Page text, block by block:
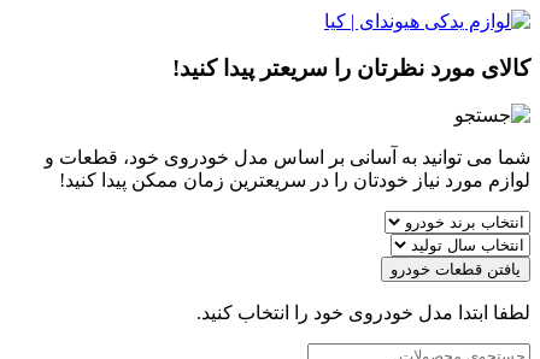
کالای مورد نظرتان را سریعتر پیدا کنید!
شما می توانید به آسانی بر اساس مدل خودروی خود، قطعات و
لوازم مورد نیاز خودتان را در سریعترین زمان ممکن پیدا کنید!
یافتن قطعات خودرو
لطفا ابتدا مدل خودروی خود را انتخاب کنید.
Products